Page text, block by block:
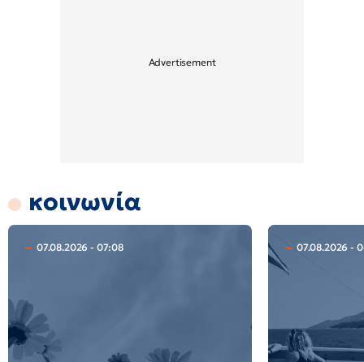
κοινωνία
07.08.2026 - 07:08 07.08.2026 -